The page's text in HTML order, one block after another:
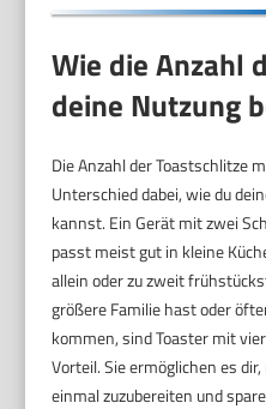
Wie die Anzahl
deine Nutzung
Die Anzahl der Toastschlitze
Unterschied dabei, wie du
kannst. Ein Gerät mit zwei
passt meist gut in kleine
allein oder zu zweit
größere Familie hast oder
kommen, sind Toaster mit
Vorteil. Sie ermöglichen es
einmal zuzubereiten und